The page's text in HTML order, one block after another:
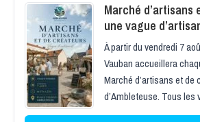
Marché d’artisans
une vague
À partir du vendredi 7
Vauban accueillera
Marché d’artisans et de
d’Ambleteuse. Tous